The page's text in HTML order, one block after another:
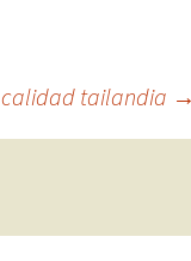
calidad tailandia →